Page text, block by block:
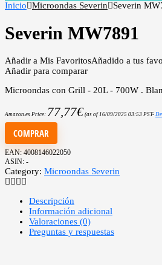
Inicio Microondas Severin Severin
Severin MW7891
Añadir a Mis FavoritosAñadido a tus
Añadir para comparar
Microondas con Grill - 20L - 700W .
Amazon.es Price: 77,77€ (as of 16/09/2025 03:53 PST-
COMPRAR
EAN: 4008146022050
ASIN: -
Category: Microondas Severin
Descripción
Información adicional
Valoraciones (0)
Preguntas y respuestas